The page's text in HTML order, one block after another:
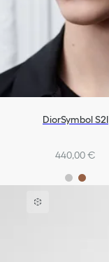
DiorSymbol S2I
440,00 €